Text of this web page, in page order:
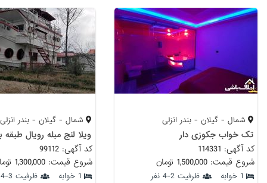
شمال - گیلان - بندر انزلی
تک خواب جکوزی دار
کد آگهی: 114331
شروع قیمت: 1,500,000 تومان
1 خوابه ظرفیت 2-4 نفر
شمال - گیلان - بندر انزلی
ویلا لنج مبله رویال طبقه
کد آگهی: 99112
شروع قیمت: 1,300,000 تومان
1 خوابه ظرفیت 3-4 نفر